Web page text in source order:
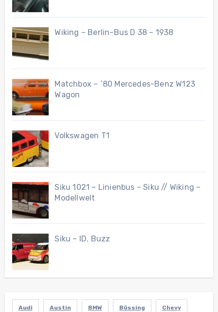
Wiking – Berlin-Bus D 38 – 1938
Matchbox – ´80 Mercedes-Benz W123
Wagon
Volkswagen T1
Siku 1021 – Linienbus – Siku // Wiking –
Modellwelt
Siku – ID. Buzz
Audi Austin BMW Büssing Chevy